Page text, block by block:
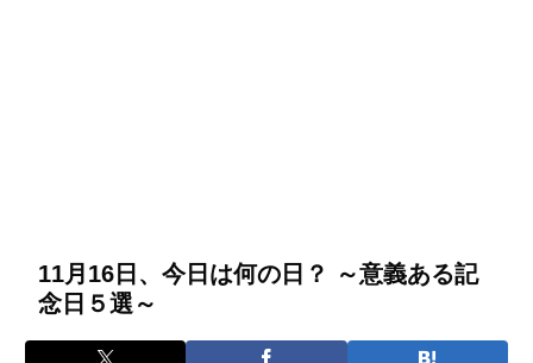
11月16日、今日は何の日？ ～意義ある記
念日５選～